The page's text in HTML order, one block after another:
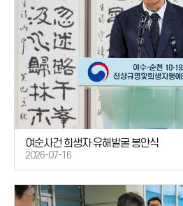
여순사건 희생자 유해발굴 봉안식
2026-07-16